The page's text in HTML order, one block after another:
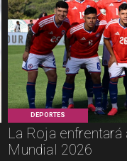
DEPORTES
La Roja
Mundial 2026